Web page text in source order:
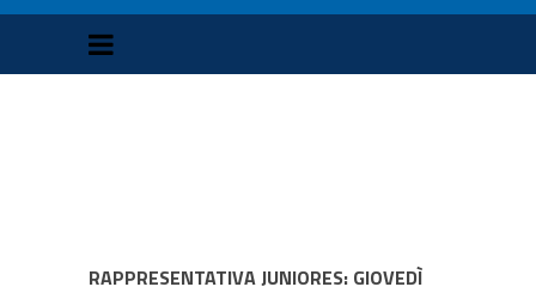
RAPPRESENTATIVA JUNIORES: GIOVEDÌ